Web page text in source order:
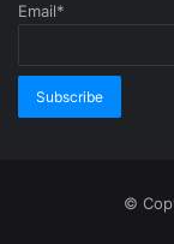
Email*
©